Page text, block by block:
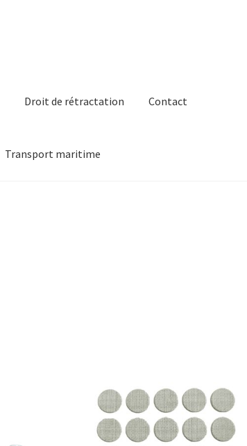
Droit de rétractation Contact
Transport maritime